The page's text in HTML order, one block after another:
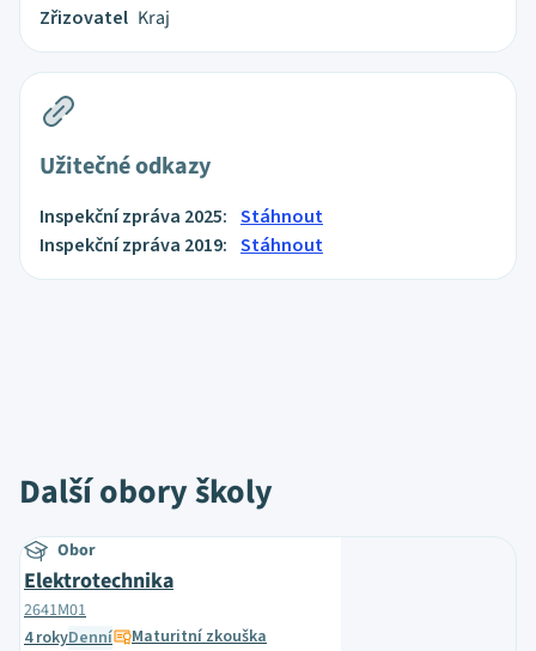
Zřizovatel Kraj
Užitečné odkazy
Inspekční zpráva 2025: Stáhnout
Inspekční zpráva 2019: Stáhnout
Další obory školy
Obor
Elektrotechnika
2641M01
4 rokyDenní Maturitní zkouška